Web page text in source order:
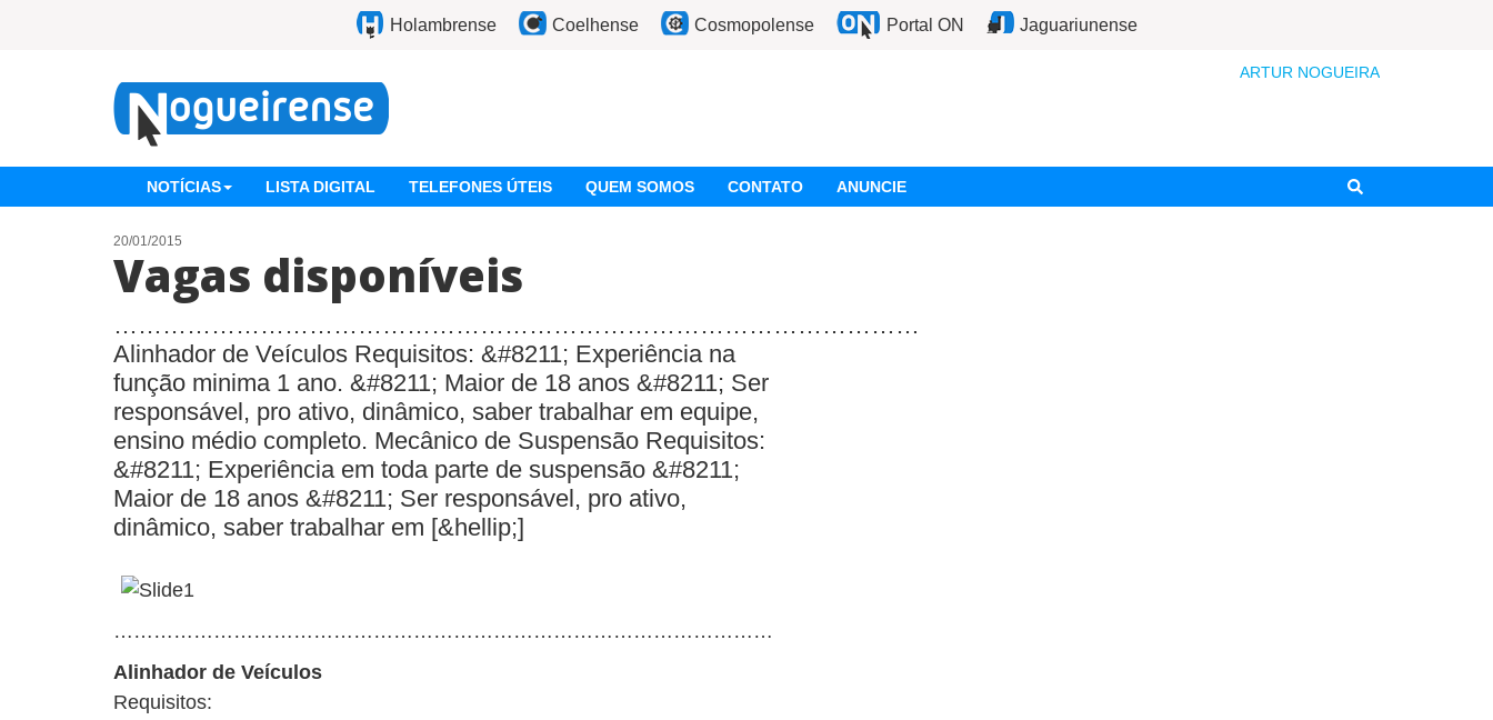
Holambrense Coelhense Cosmopolense Portal ON Jaguariunense
ARTUR NOGUEIRA
NOTÍCIAS LISTA DIGITAL TELEFONES ÚTEIS QUEM SOMOS CONTATO ANUNCIE
20/01/2015
Vagas disponíveis
………………………………………………………………………………………
Alinhador de Veículos Requisitos: &#8211; Experiência na
função minima 1 ano. &#8211; Maior de 18 anos &#8211; Ser
responsável, pro ativo, dinâmico, saber trabalhar em equipe,
ensino médio completo. Mecânico de Suspensão Requisitos:
&#8211; Experiência em toda parte de suspensão &#8211;
Maior de 18 anos &#8211; Ser responsável, pro ativo,
dinâmico, saber trabalhar em [&hellip;]
………………………………………………………………………………………
Alinhador de Veículos
Requisitos: